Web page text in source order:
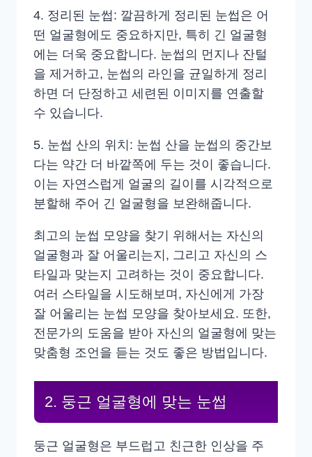
4. 정리된 눈썹: 깔끔하게 정리된 눈썹은 어
떤 얼굴형에도 중요하지만, 특히 긴 얼굴형
에는 더욱 중요합니다. 눈썹의 먼지나 잔털
을 제거하고, 눈썹의 라인을 균일하게 정리
하면 더 단정하고 세련된 이미지를 연출할
수 있습니다.
5. 눈썹 산의 위치: 눈썹 산을 눈썹의 중간보
다는 약간 더 바깥쪽에 두는 것이 좋습니다.
이는 자연스럽게 얼굴의 길이를 시각적으로
분할해 주어 긴 얼굴형을 보완해줍니다.
최고의 눈썹 모양을 찾기 위해서는 자신의
얼굴형과 잘 어울리는지, 그리고 자신의 스
타일과 맞는지 고려하는 것이 중요합니다.
여러 스타일을 시도해보며, 자신에게 가장
잘 어울리는 눈썹 모양을 찾아보세요. 또한,
전문가의 도움을 받아 자신의 얼굴형에 맞는
맞춤형 조언을 듣는 것도 좋은 방법입니다.
2. 둥근 얼굴형에 맞는 눈썹
둥근 얼굴형은 부드럽고 친근한 인상을 주